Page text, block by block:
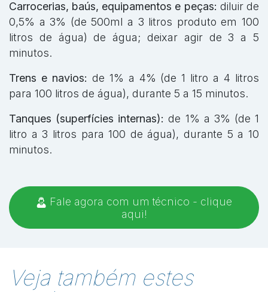
Carrocerias, baús, equipamentos e peças: diluir de
0,5% a 3% (de 500ml a 3 litros produto em 100
litros de água) de água; deixar agir de 3 a 5
minutos.
Trens e navios: de 1% a 4% (de 1 litro a 4 litros
para 100 litros de água), durante 5 a 15 minutos.
Tanques (superfícies internas): de 1% a 3% (de 1
litro a 3 litros para 100 de água), durante 5 a 10
minutos.
Fale agora com um técnico - clique
aqui!
Veja também estes